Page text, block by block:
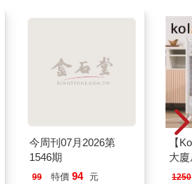
今周刊07月2026第
1546期
99 特價 94 元
【
大
1250